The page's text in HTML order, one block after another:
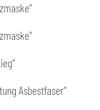
Asbestfaser“